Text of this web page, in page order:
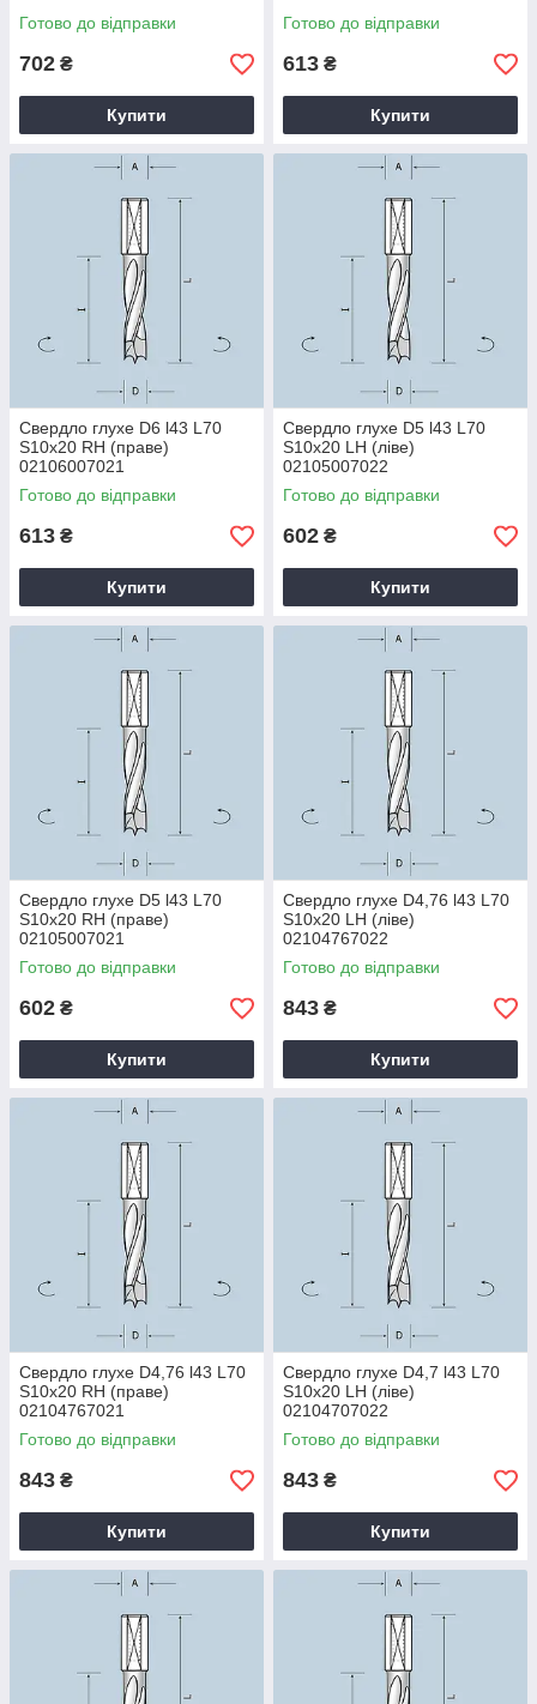
Готово до відправки
702 ₴
Купити
Готово до відправки
613 ₴
Купити
Свердло глухе D6 l43 L70
S10x20 RH (праве)
02106007021
Готово до відправки
613 ₴
Купити
Свердло глухе D5 l43 L70
S10x20 LH (ліве)
02105007022
Готово до відправки
602 ₴
Купити
Свердло глухе D5 l43 L70
S10x20 RH (праве)
02105007021
Готово до відправки
602 ₴
Купити
Свердло глухе D4,76 l43 L70
S10x20 LH (ліве)
02104767022
Готово до відправки
843 ₴
Купити
Свердло глухе D4,76 l43 L70
S10x20 RH (праве)
02104767021
Готово до відправки
843 ₴
Купити
Свердло глухе D4,7 l43 L70
S10x20 LH (ліве)
02104707022
Готово до відправки
843 ₴
Купити